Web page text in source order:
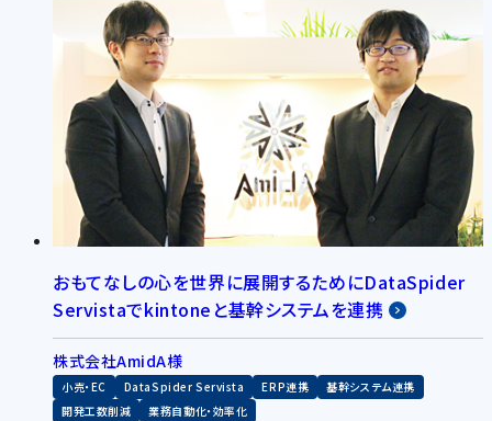
おもてなしの心を世界に展開するためにDataSpider
Servistaでkintoneと基幹システムを連携
株式会社AmidA様
小売・EC DataSpider Servista ERP連携
基幹システム連携
開発工数削減
業務自動化・効率化